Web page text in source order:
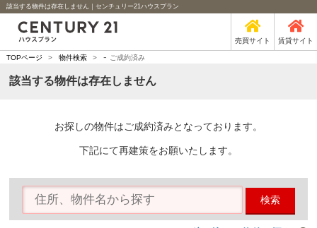
該当する物件は存在しません｜センチュリー21ハウスプラン
売買サイト 賃貸サイト
TOPページ > 物件検索 > - ご成約済み
該当する物件は存在しません
お探しの物件はご成約済みとなっております。
下記にて再建策をお願いたします。
検索